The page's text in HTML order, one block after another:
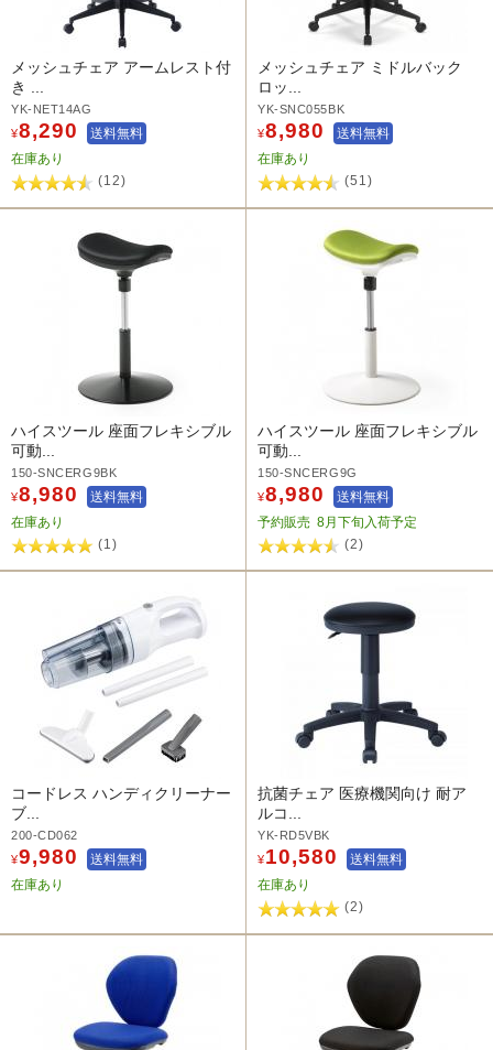
メッシュチェア アームレスト付
き ...
YK-NET14AG
¥8,290
送料無料
在庫あり
(12)
メッシュチェア ミドルバック
ロッ...
YK-SNC055BK
¥8,980
送料無料
在庫あり
(51)
ハイスツール 座面フレキシブル
可動...
150-SNCERG9BK
¥8,980
送料無料
在庫あり
(1)
ハイスツール 座面フレキシブル
可動...
150-SNCERG9G
¥8,980
送料無料
予約販売 8月下旬入荷予定
(2)
コードレス ハンディクリーナー
ブ...
200-CD062
¥9,980
送料無料
在庫あり
抗菌チェア 医療機関向け 耐ア
ルコ...
YK-RD5VBK
¥10,580
送料無料
在庫あり
(2)